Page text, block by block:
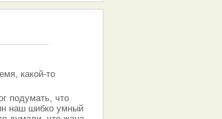
какой-то
подумать, что
наш шибко умный